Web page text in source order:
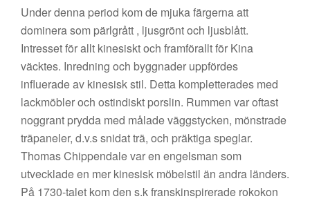
Under denna period kom de mjuka färgerna att
dominera som pärlgrått , ljusgrönt och ljusblått.
Intresset för allt kinesiskt och framförallt för Kina
väcktes. Inredning och byggnader uppfördes
influerade av kinesisk stil. Detta kompletterades med
lackmöbler och ostindiskt porslin. Rummen var oftast
noggrant prydda med målade väggstycken, mönstrade
träpaneler, d.v.s snidat trä, och präktiga speglar.
Thomas Chippendale var en engelsman som
utvecklade en mer kinesisk möbelstil än andra länders.
På 1730-talet kom den s.k franskinspirerade rokokon